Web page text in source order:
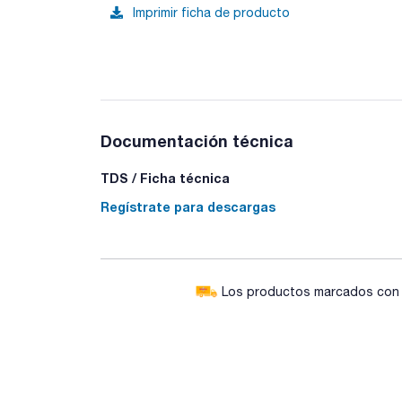
Imprimir ficha de producto
Documentación técnica
TDS / Ficha técnica
Regístrate para descargas
Los productos marcados